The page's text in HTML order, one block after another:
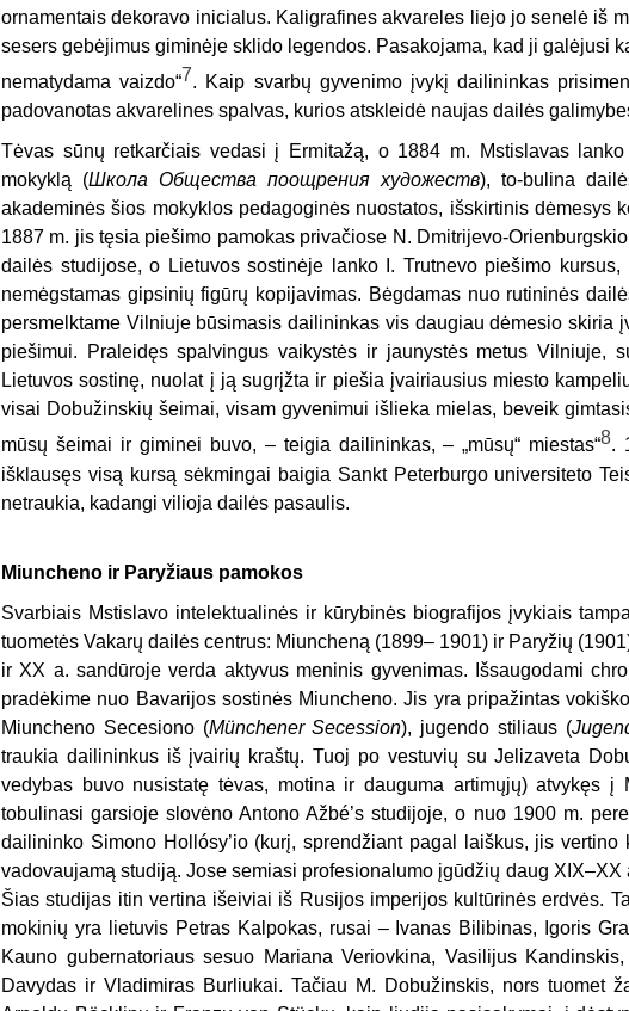
ornamentais dekoravo inicialus. Kaligrafines akvareles liejo jo senelė iš
sesers gebėjimus giminėje sklido legendos. Pasakojama, kad ji galėjusi
nematydama vaizdo“7. Kaip svarbų gyvenimo įvykį dailininkas
padovanotas akvarelines spalvas, kurios atskleidė naujas dailės
Tėvas sūnų retkarčiais vedasi į Ermitažą, o 1884 m. Mstislavas
mokyklą (Школа Общества поощрения художеств), to-bulina
akademinės šios mokyklos pedagoginės nuostatos, išskirtinis dėmesys
1887 m. jis tęsia piešimo pamokas privačiose N. Dmitrijevo-
dailės studijose, o Lietuvos sostinėje lanko I. Trutnevo piešimo
nemėgstamas gipsinių figūrų kopijavimas. Bėgdamas nuo rutininės
persmelktame Vilniuje būsimasis dailininkas vis daugiau dėmesio skiria
piešimui. Praleidęs spalvingus vaikystės ir jaunystės metus Vilniuje,
Lietuvos sostinę, nuolat į ją sugrįžta ir piešia įvairiausius miesto
visai Dobužinskių šeimai, visam gyvenimui išlieka mielas, beveik
mūsų šeimai ir giminei buvo, – teigia dailininkas, – „mūsų“ miestas“8.
išklausęs visą kursą sėkmingai baigia Sankt Peterburgo universiteto
netraukia, kadangi vilioja dailės pasaulis.
Miuncheno ir Paryžiaus pamokos
Svarbiais Mstislavo intelektualinės ir kūrybinės biografijos įvykiais
tuometės Vakarų dailės centrus: Miuncheną (1899– 1901) ir Paryžių
ir XX a. sandūroje verda aktyvus meninis gyvenimas. Išsaugodami
pradėkime nuo Bavarijos sostinės Miuncheno. Jis yra pripažintas
Miuncheno Secesiono (Münchener Secession), jugendo stiliaus (
traukia dailininkus iš įvairių kraštų. Tuoj po vestuvių su Jelizaveta
vedybas buvo nusistatę tėvas, motina ir dauguma artimųjų) atvykęs į
tobulinasi garsioje slovėno Antono Ažbé’s studijoje, o nuo 1900 m.
dailininko Simono Hollósy’io (kurį, sprendžiant pagal laiškus, jis
vadovaujamą studiją. Jose semiasi profesionalumo įgūdžių daug XIX–XX
Šias studijas itin vertina išeiviai iš Rusijos imperijos kultūrinės erdvės.
mokinių yra lietuvis Petras Kalpokas, rusai – Ivanas Bilibinas, Igoris
Kauno gubernatoriaus sesuo Mariana Veriovkina, Vasilijus
Davydas ir Vladimiras Burliukai. Tačiau M. Dobužinskis, nors tuomet